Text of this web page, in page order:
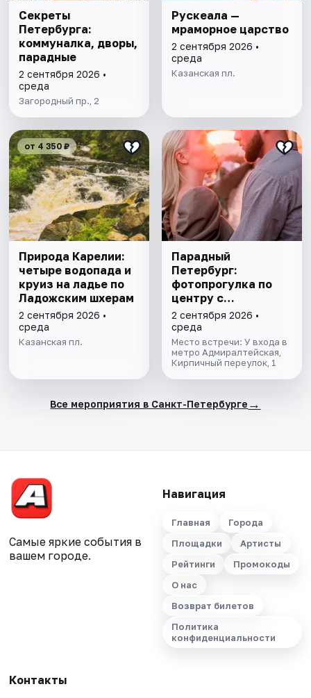
Секреты
Петербурга:
коммуналка, дворы,
парадные
2 сентября 2026 •
среда
Загородный пр., 2
Рускеала —
мраморное царство
2 сентября 2026 •
среда
Казанская пл.
от 4 350 ₽
Природа Карелии:
четыре водопада и
круиз на ладье по
Ладожским шхерам
2 сентября 2026 •
среда
Казанская пл.
Парадный
Петербург:
фотопрогулка по
центру с
профессиональным
фотографом
2 сентября 2026 •
среда
Место встречи: У входа в
метро Адмиралтейская,
Кирпичный переулок, 1
Все мероприятия в Санкт-Петербурге →
Самые яркие события в
вашем городе.
Навигация
Главная
Города
Площадки
Артисты
Рейтинги
Промокоды
О нас
Возврат билетов
Политика
конфиденциальности
Контакты